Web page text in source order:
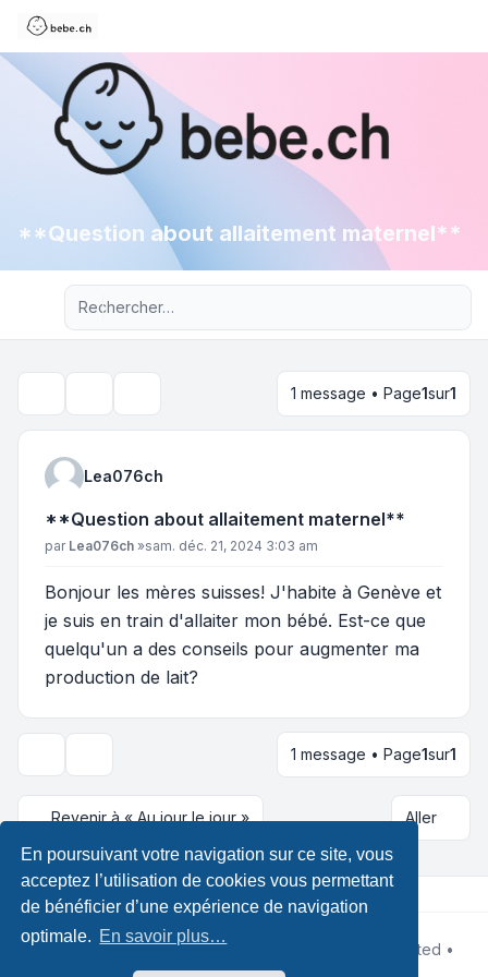
En poursuivant votre navigation sur ce site, vous
acceptez l’utilisation de cookies vous permettant
de bénéficier d’une expérience de navigation
optimale. En savoir plus…
**Question about allaitement maternel**
Recherche avancée
1 message • Page1sur1
Lea076ch
**Question about allaitement maternel**
Message
par Lea076ch »sam. déc. 21, 2024 3:03 am
Bonjour les mères suisses! J'habite à Genève et
je suis en train d'allaiter mon bébé. Est-ce que
quelqu'un a des conseils pour augmenter ma
production de lait?
1 message • Page1sur1
Revenir à « Au jour le jour » Aller
Développé parphpBB® Forum Software © phpBB Limited •
Leenoz.com